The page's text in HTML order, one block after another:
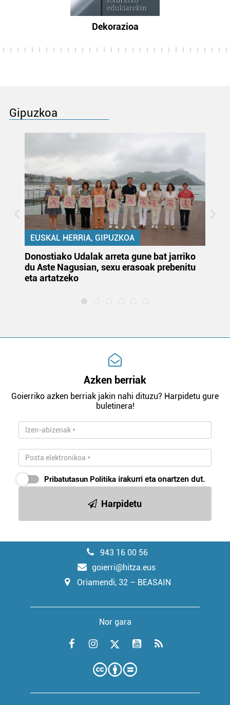
Dekorazioa
Gipuzkoa
EUSKAL HERRIA, GIPUZKOA
Donostiako Udalak arreta gune bat jarriko
du Aste Nagusian, sexu erasoak prebenitu
eta artatzeko
Azken berriak
Goierriko azken berriak jakin nahi dituzu? Harpidetu gure
buletinera!
Pribatutasun Politika irakurri eta onartzen dut.
Harpidetu
943 16 00 56
goierri@hitza.eus
Oriamendi, 32 – BEASAIN
Nor gara